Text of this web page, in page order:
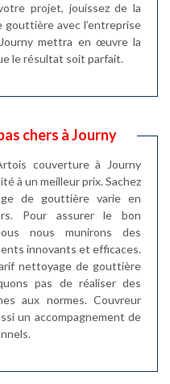
projet, jouissez de la
avec l’entreprise
mettra en œuvre la
le résultat soit parfait.
chers à Journy
couverture à Journy
à un meilleur prix. Sachez
de gouttière varie en
Pour assurer le bon
nous munirons des
innovants et efficaces.
nettoyage de gouttière
pas de réaliser des
aux normes. Couvreur
un accompagnement de